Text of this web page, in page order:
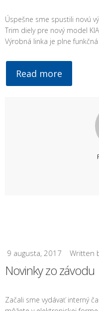
Úspešne sme spustili novú
Trim diely pre nový model
Výrobná linka je plne
Read more
9 augusta, 2017 Written
Novinky zo závodu
Začali sme vydávať interný